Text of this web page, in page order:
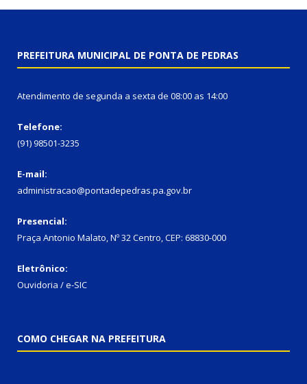
PREFEITURA MUNICIPAL DE PONTA DE PEDRAS
Atendimento de segunda a sexta de 08:00 as 14:00
Telefone:
(91) 98501-3235
E-mail:
administracao@pontadepedras.pa.gov.br
Presencial:
Praça Antonio Malato, Nº 32 Centro, CEP: 68830-000
Eletrônico:
Ouvidoria / e-SIC
COMO CHEGAR NA PREFEITURA